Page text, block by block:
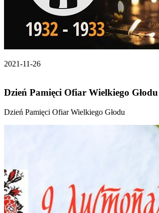
2021-11-26
Dzień Pamięci Ofiar Wielkiego Głodu
Dzień Pamięci Ofiar Wielkiego Głodu